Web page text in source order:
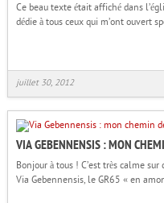
Ce beau texte était affiché dans
dédie à tous ceux qui m’ont ouvert
juillet 30, 2012
VIA GEBENNENSIS : MON
Bonjour à tous ! C’est très calme
Via Gebennensis, le GR65 « en